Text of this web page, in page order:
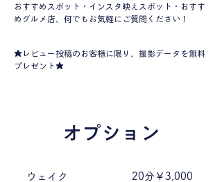
おすすめスポット・インスタ映えスポット・おすす
めグルメ店、何でもお気軽にご質問ください！
★レビュー投稿のお客様に限り、撮影データを無料
プレゼント★
オプション
ウェイク
20分￥3,000